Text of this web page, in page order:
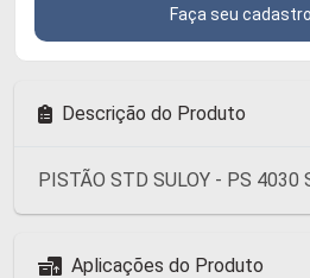
Faça seu
Descrição do Produto
PISTÃO STD SULOY - PS 4030
Aplicações do Produto